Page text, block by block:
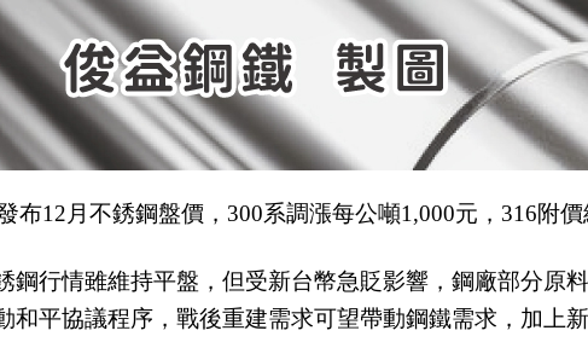
布12月不銹鋼盤價，300系調漲每公噸1,000元，316附
鋼行情雖維持平盤，但受新台幣急貶影響，鋼廠部分原
和平協議程序，戰後重建需求可望帶動鋼鐵需求，加上